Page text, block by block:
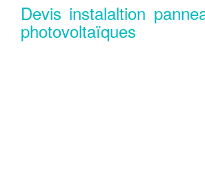
Devis instalaltion
photovoltaïques